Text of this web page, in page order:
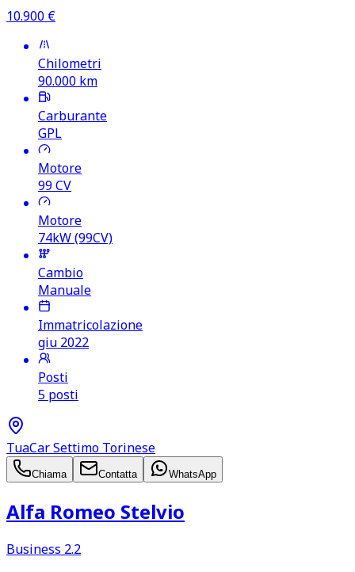
10.900 €
Chilometri
90.000 km
Carburante
GPL
Motore
99CV
Motore
74kW (99CV)
Cambio
Manuale
Immatricolazione
giu 2022
Posti
5 posti
TuaCar Settimo Torinese
Chiama Contatta WhatsApp
Alfa Romeo Stelvio
Business 2.2